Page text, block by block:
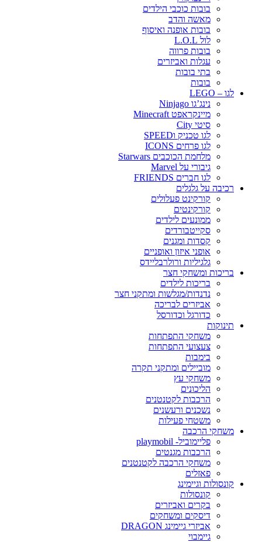
בובות כוכבי הילדים
מאשה והדב
בובות אופנה ואיסוף
לול L.O.L
בובות פרווה
עגלות ואביזרים
בתי בובות
בובות
לגו – LEGO
נינג’גו Ninjago
מיינקראפט Minecraft
סיטי City
לגו טכניק וSPEED
לגו פרחים ICONS
מלחמת הכוכבים Starwars
גיבורי על Marvel
לגו חברים FRIENDS
רכיבה על גלגלים
קורקינט פעלולים
קורקינטים
ממונעים לילדים
סקייטבורדים
קסדות ומגנים
אופני איזון ואופניים
גלגיליות ורולרבליידס
בריכות ומשחקי חצר
בריכות לילדים
נדנדות/מגלשות ומתקני חצר
אביזרים לבריכה
כדורגל וכדורסל
תינוקות
משחקי התפתחות
צעצועי התפתחות
בימבות
מוביילים ומתקני תקרה
משחקי עץ
הליכונים
הרכבות לקטנטנים
נשכנים ורעשנים
משטחי פעילות
משחקי הרכבה
פליימוביל- playmobil
הרכבות מגנטים
משחקי הרכבה לקטנטנים
פאזלים
קונסולות וגיימינג
קונסולות
בקרים ואביזרים
דיסקים ומשחקים
אביזרי גיימינג DRAGON
גיימבוי